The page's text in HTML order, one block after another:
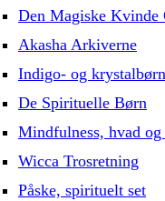
Den Magiske Kvinde
Akasha Arkiverne
Indigo- og
De Spirituelle Børn
Mindfulness, hvad og
Wicca Trosretning
Påske, spirituelt set